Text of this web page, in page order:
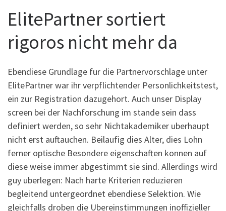
ElitePartner sortiert
rigoros nicht mehr da
Ebendiese Grundlage fur die Partnervorschlage unter
ElitePartner war ihr verpflichtender Personlichkeitstest,
ein zur Registration dazugehort. Auch unser Display
screen bei der Nachforschung im stande sein dass
definiert werden, so sehr Nichtakademiker uberhaupt
nicht erst auftauchen. Beilaufig dies Alter, dies Lohn
ferner optische Besondere eigenschaften konnen auf
diese weise immer abgestimmt sie sind. Allerdings wird
guy uberlegen: Nach harte Kriterien reduzieren
begleitend untergeordnet ebendiese Selektion. Wie
gleichfalls droben die Ubereinstimmungen inoffizieller